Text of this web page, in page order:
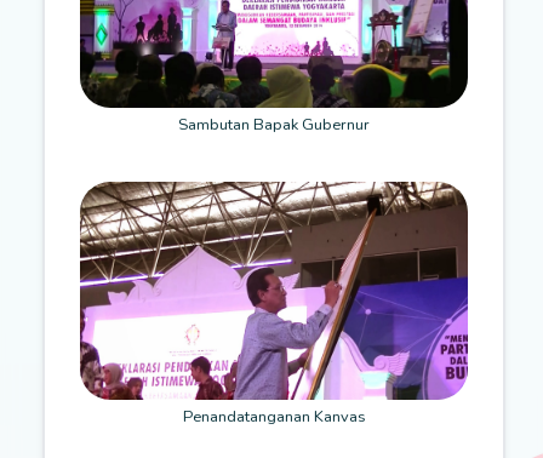
Sambutan Bapak Gubernur
Penandatanganan Kanvas